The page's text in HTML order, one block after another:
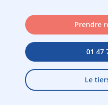
Prendre
01 47
Le